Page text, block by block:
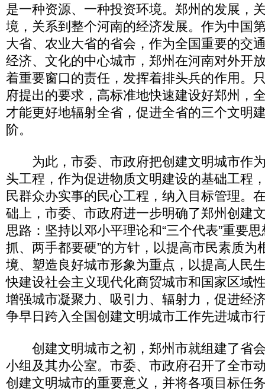
是一种资源、一种投资环境。郑州的发展，
境，关系到整个河南的经济发展。作为中国
大省、农业大省的省会，作为全国重要的交
经济、文化的中心城市，郑州在河南对外开
着重要窗口的责任，发挥着排头兵的作用。
府提出的要求，高标准地快速建设好郑州，
才能更好地辐射全省，促进全省的三个文明
阶。
为此，市委、市政府把创建文明城市作
头工程，作为促进物质文明建设的基础工程
民群众办实事的民心工程，纳入目标管理。
础上，市委、市政府进一步明确了郑州创建
思路：坚持以邓小平理论和“三个代表”重要
抓、两手都要硬”的方针，以提高市民素质为
境、塑造良好城市形象为重点，以提高人民
快建设社会主义现代化商贸城市和国家区域
增强城市凝聚力、吸引力、辐射力，促进经
争早日跨入全国创建文明城市工作先进城市
创建文明城市之初，郑州市就组建了省
小组及其办公室。市委、市政府召开了全市
创建文明城市的重要意义，并将各项目标任